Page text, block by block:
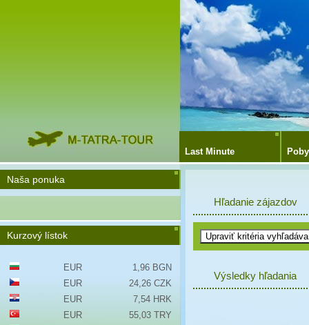
Last Minute
Hľadanie zájazdov
Výsledky hľadania
Naša ponuka
Kurzový lístok
EUR
1,96 BGN
EUR
24,26 CZK
EUR
7,54 HRK
EUR
55,03 TRY